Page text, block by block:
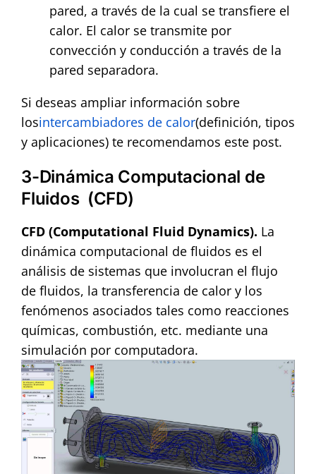
pared, a través de la cual se transfiere el
calor. El calor se transmite por
convección y conducción a través de la
pared separadora.
Si deseas ampliar información sobre
losintercambiadores de calor(definición, tipos
y aplicaciones) te recomendamos este post.
3-Dinámica Computacional de
Fluidos (CFD)
CFD (Computational Fluid Dynamics). La
dinámica computacional de fluidos es el
análisis de sistemas que involucran el flujo
de fluidos, la transferencia de calor y los
fenómenos asociados tales como reacciones
químicas, combustión, etc. mediante una
simulación por computadora.